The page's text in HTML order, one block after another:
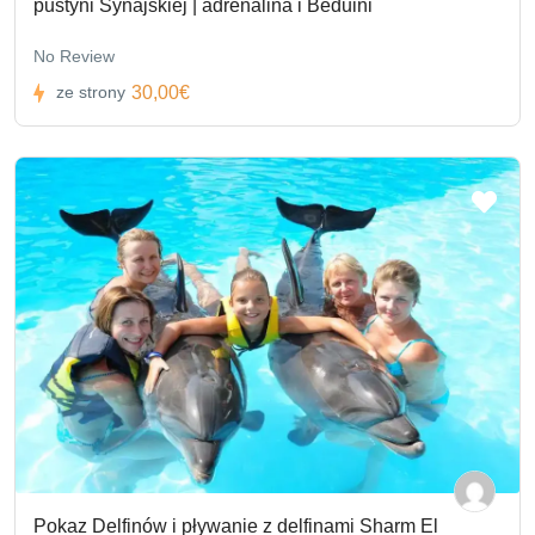
pustyni Synajskiej | adrenalina i Beduini
No Review
ze strony 30,00€
Pokaz Delfinów i pływanie z delfinami Sharm El